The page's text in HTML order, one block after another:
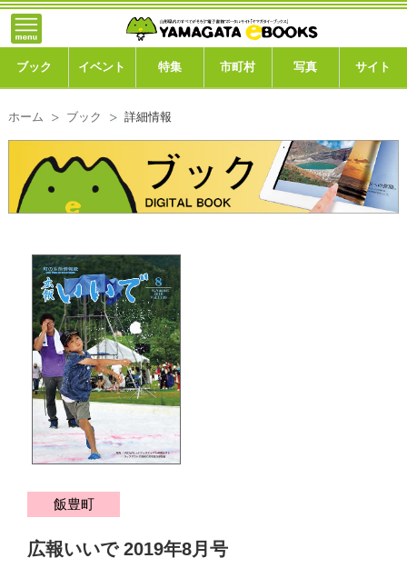
ブック イベント 特集 市町村 写真 サイト
ホーム ブック 詳細情報
飯豊町
広報いいで 2019年8月号
トップ
ブック
市町村
このサイトについて
運営会社
ご利用ガイド
よくある質問
サイトマップ
}; -->